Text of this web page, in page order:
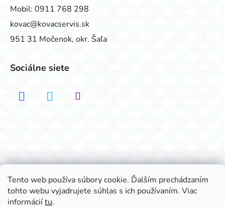
Tento web používa súbory cookie. Ďalším prechádzaním
tohto webu vyjadrujete súhlas s ich používaním. Viac
informáciítu.
Mobil: 0911 768 298
kovac@kovacservis.sk
951 31 Močenok, okr. Šaľa
Sociálne siete